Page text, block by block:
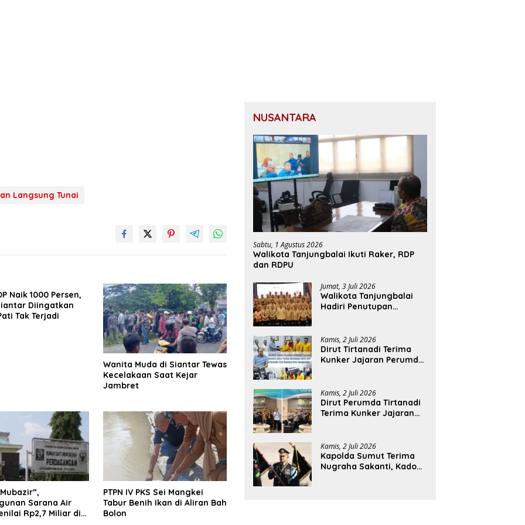
Langsung Tunai
Naik 1000 Persen,
Diingatkan
Tak Terjadi
Wanita Muda di Siantar Tewas
Kecelakaan Saat Kejar
Jambret
Sarana Air
Rp2,7 Miliar di
PTPN IV PKS Sei Mangkei
Tabur Benih Ikan di Aliran Bah
Bolon
NUSANTARA
Sabtu, 1 Agustus 2026
Walikota Tanjungbalai Ikuti Raker, RDP
dan RDPU
Jumat, 3 Juli 2026
Walikota Tanjungbalai
Hadiri Penutupan
Kamis, 2 Juli 2026
Dirut Tirtanadi Terima
Kunker Jajaran Perumda
Kamis, 2 Juli 2026
Dirut Perumda Tirtanadi
Terima Kunker Jajaran
Kamis, 2 Juli 2026
Kapolda Sumut Terima
Nugraha Sakanti, Kado